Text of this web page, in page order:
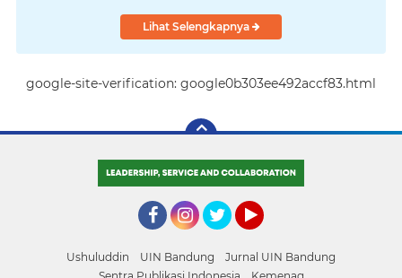
Lihat Selengkapnya
google-site-verification: google0b303ee492accf83.html
Ushuluddin UIN Bandung
Jurnal UIN Bandung